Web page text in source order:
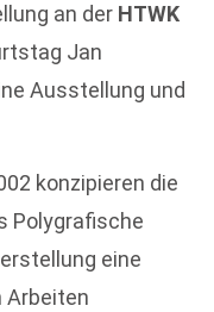
an der HTWK
Jan
Ausstellung und
konzipieren die
Polygrafische
eine